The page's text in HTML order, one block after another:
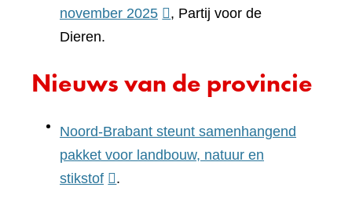
november 2025(verwijst
andere
, Partij voor de
Dieren.
Nieuws van de provincie
Noord-Brabant steunt samenhangend
pakket voor landbouw, natuur en
stikstof(verwijst
.